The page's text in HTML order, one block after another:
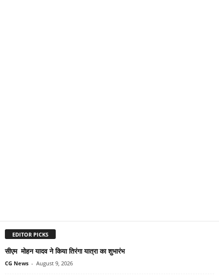
EDITOR PICKS
सीएम मोहन यादव ने किया तिरंगा यात्रा का शुभारंभ
CG News - August 9, 2026